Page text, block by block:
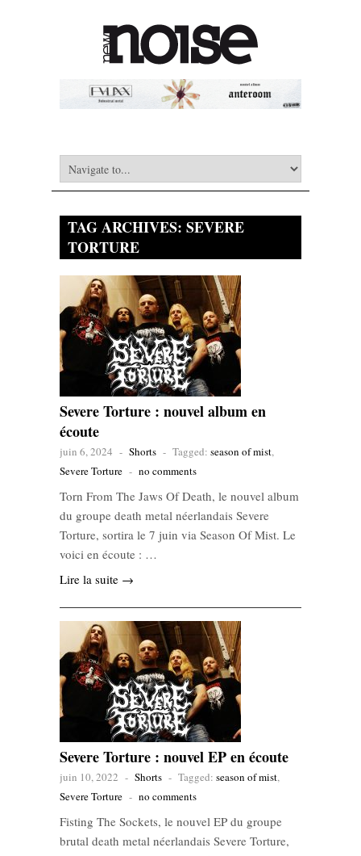
TAG ARCHIVES: SEVERE
TORTURE
Severe Torture : nouvel album en
écoute
juin 6, 2024 - Shorts - Tagged: season of mist,
Severe Torture - no comments
Torn From The Jaws Of Death, le nouvel album
du groupe death metal néerlandais Severe
Torture, sortira le 7 juin via Season Of Mist. Le
voici en écoute : …
Lire la suite →
Severe Torture : nouvel EP en écoute
juin 10, 2022 - Shorts - Tagged: season of mist,
Severe Torture - no comments
Fisting The Sockets, le nouvel EP du groupe
brutal death metal néerlandais Severe Torture,